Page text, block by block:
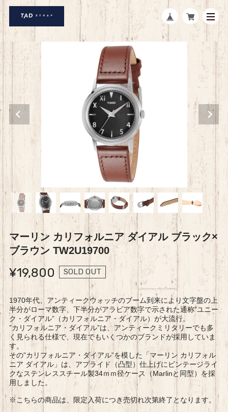
マーリン カリフォルニア ダイアル ブラック×
ブラウン TW2U19700
¥19,800 SOLD OUT
1970年代、アンティークウォッチのブーム到来により文字盤の上
半分がローマ数字、下半分がアラビア数字で示された通称”ユニー
ク・ダイアル”（カリフォルニア・ダイアル）が大流行。
”カリフォルニア・ダイアル”は、アンティークミリタリーでも多
く見られる仕様で、現在でもいくつかのブランドが採用していま
す。
その”カリフォルニア・ダイアル”を模した「マーリン カリフォル
ニア ダイアル」は、アプライド（凸型）仕上げにビンテージライ
クなステンレススチール製34ｍｍ径ケース（Marlinと同型）を採
用しました。
※こちらの商品は、限定入荷につき売切れ次第終了となります。